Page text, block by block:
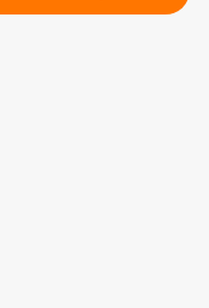
de la jeunesse